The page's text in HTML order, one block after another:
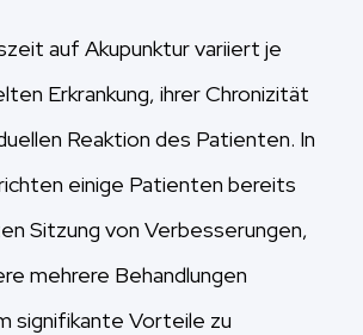
auf Akupunktur variiert je
Erkrankung, ihrer Chronizität
Reaktion des Patienten. In
einige Patienten bereits
Sitzung von Verbesserungen,
mehrere Behandlungen
signifikante Vorteile zu